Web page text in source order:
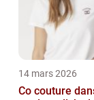
14 mars 2026
Co couture dansk mote